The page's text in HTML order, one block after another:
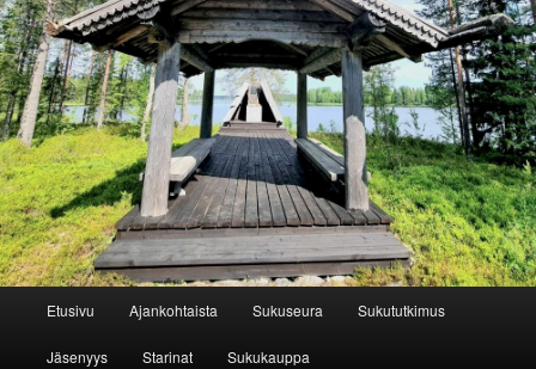
Etusivu Ajankohtaista Sukuseura Sukututkimus
Jäsenyys Starinat Sukukauppa